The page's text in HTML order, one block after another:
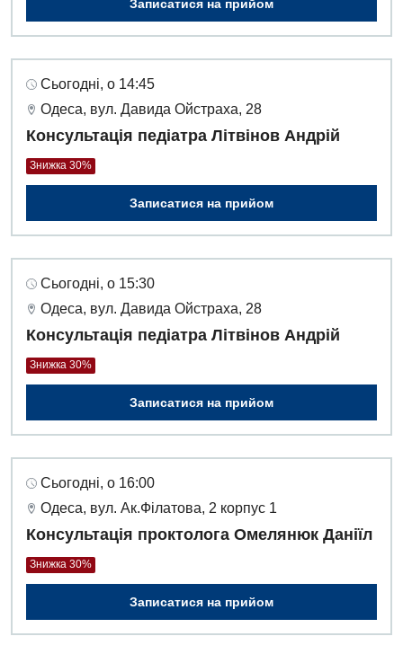
Андрологія
Вакцинація
Відділення інтенсивної терапії
Відділення кардіосудинної патології та неврології
Гастроентерологія
Гематологія
Гінекологічне відділення
Денний стаціонар
Дієтологія
Ендокринологія
Кардіологія
Терапевтичне відділення
Травматологічне відділення
Урологічне відділення
Хірургічне відділення
Швидка медична допомога
Записатися на прийом
Сьогодні, о 14:45
Одеса, вул. Давида Ойстраха, 28
Консультація педіатра Літвінов Андрій
Знижка 30%
Записатися на прийом
Сьогодні, о 15:30
Одеса, вул. Давида Ойстраха, 28
Консультація педіатра Літвінов Андрій
Знижка 30%
Записатися на прийом
Сьогодні, о 16:00
Одеса, вул. Ак.Філатова, 2 корпус 1
Консультація проктолога Омелянюк Даніїл
Знижка 30%
Записатися на прийом